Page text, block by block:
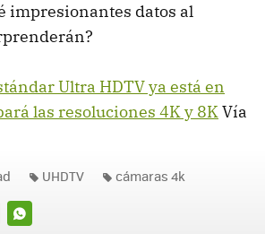
impresionantes datos al
Ultra HDTV ya está en
las resoluciones 4K y 8KVía
UHDTV cámaras 4k